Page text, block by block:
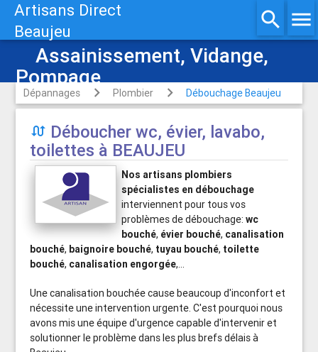
Artisans Direct
Beaujeu
search menu
Assainissement, Vidange,
Pompage
Dépannages Plombier Débouchage Beaujeu
 Déboucher wc, évier, lavabo,
toilettes à BEAUJEU
Nos artisans plombiers
spécialistes en débouchage
interviennent pour tous vos
problèmes de débouchage:wc
bouché, évier bouché, canalisation
bouché, baignoire bouché, tuyau bouché, toilette
bouché, canalisation engorgée,...
Une canalisation bouchée cause beaucoup d'inconfort et
nécessite une intervention urgente. C'est pourquoi nous
avons mis une équipe d'urgence capable d'intervenir et
solutionner le problème dans les plus brefs délais à